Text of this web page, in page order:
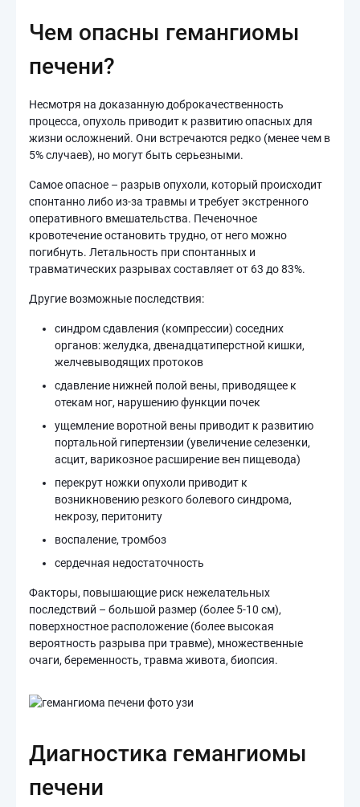
Чем опасны гемангиомы
печени?
Несмотря на доказанную доброкачественность
процесса, опухоль приводит к развитию опасных для
жизни осложнений. Они встречаются редко (менее чем в
5% случаев), но могут быть серьезными.
Самое опасное – разрыв опухоли, который происходит
спонтанно либо из-за травмы и требует экстренного
оперативного вмешательства. Печеночное
кровотечение остановить трудно, от него можно
погибнуть. Летальность при спонтанных и
травматических разрывах составляет от 63 до 83%.
Другие возможные последствия:
синдром сдавления (компрессии) соседних
органов: желудка, двенадцатиперстной кишки,
желчевыводящих протоков
сдавление нижней полой вены, приводящее к
отекам ног, нарушению функции почек
ущемление воротной вены приводит к развитию
портальной гипертензии (увеличение селезенки,
асцит, варикозное расширение вен пищевода)
перекрут ножки опухоли приводит к
возникновению резкого болевого синдрома,
некрозу, перитониту
воспаление, тромбоз
сердечная недостаточность
Факторы, повышающие риск нежелательных
последствий – большой размер (более 5-10 см),
поверхностное расположение (более высокая
вероятность разрыва при травме), множественные
очаги, беременность, травма живота, биопсия.
Диагностика гемангиомы
печени